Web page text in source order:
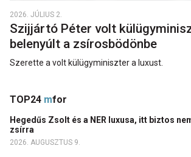
2026. JÚLIUS 2.
Szijjártó Péter volt
belenyúlt a zsírosbödönbe
Szerette a volt külügyminiszter a luxust.
TOP24 mfor
Hegedűs Zsolt és a NER luxusa, itt biztos
zsírra
2026. AUGUSZTUS 9.